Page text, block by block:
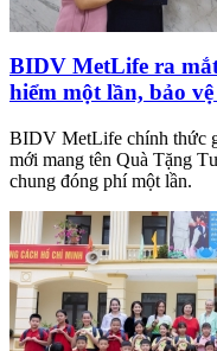
BIDV MetLife ra
hiểm một lần, bảo
BIDV MetLife chính thức
mới mang tên Quà Tặng
chung đóng phí một lần.